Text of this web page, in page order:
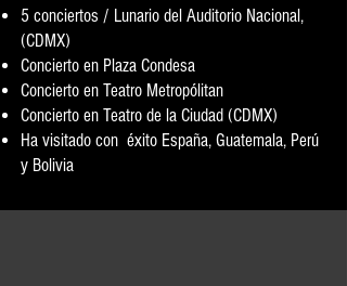
5 conciertos / Lunario del Auditorio Nacional,
(CDMX)
Concierto en Plaza Condesa
Concierto en Teatro Metropólitan
Concierto en Teatro de la Ciudad (CDMX)
Ha visitado con éxito España, Guatemala, Perú
y Bolivia